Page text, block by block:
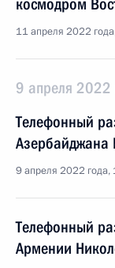
космодром
11 апреля 2022
9 апреля 2022
Телефонный
9 апреля 2022 года,
Телефонный
Армении